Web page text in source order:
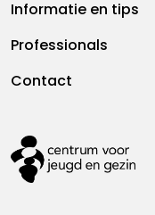
Informatie en tips
Professionals
Contact